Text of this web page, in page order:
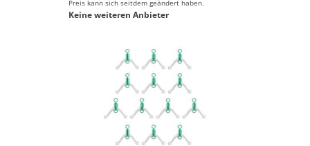
Preis kann sich seitdem geändert haben.
Keine weiteren Anbieter